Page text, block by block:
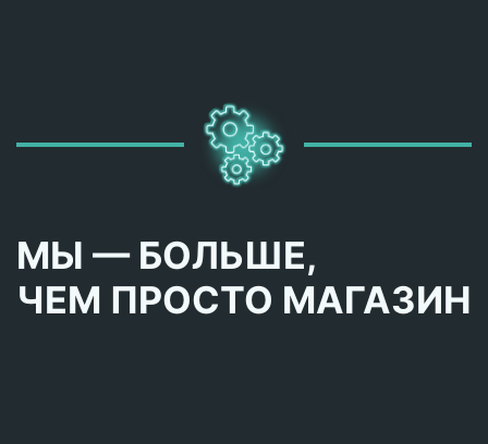
МЫ — БОЛЬШЕ,
ЧЕМ ПРОСТО МАГАЗИН